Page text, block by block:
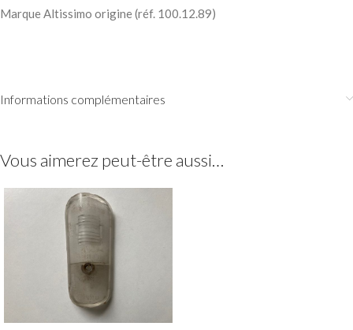
Marque Altissimo origine (réf. 100.12.89)
Informations complémentaires
Vous aimerez peut-être aussi…